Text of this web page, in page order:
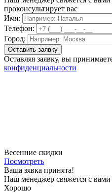
проконсультирует вас
Имя:
Телефон:
Город:
Оставляя заявку, вы
конфиденциальности
Весенние скидки
Посмотреть
Ваша зявка принята!
Наш менеджер свяжется с
Хорошо